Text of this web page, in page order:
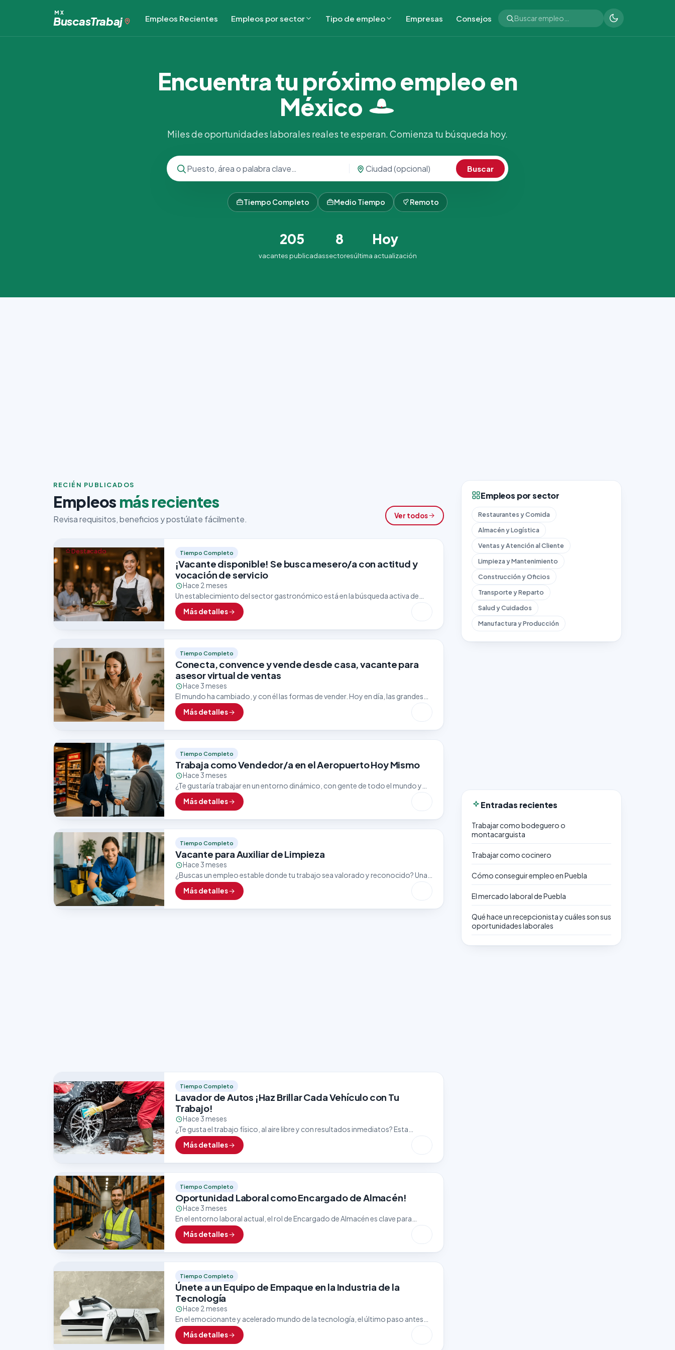
MX
BuscasTrabaj Empleos Recientes Empleos por sector Tipo de empleo Empresas Consejos
Encuentra tu próximo empleo en
México
Miles de oportunidades laborales reales te esperan. Comienza tu búsqueda hoy.
Buscar
Tiempo Completo Medio Tiempo Remoto
205
vacantes publicadas
8
sectores
Hoy
última actualización
RECIÉN PUBLICADOS
Empleos más recientes
Revisa requisitos, beneficios y postúlate fácilmente. Ver todos
Destacado Tiempo Completo
¡Vacante disponible! Se busca mesero/a con actitud y
vocación de servicio
Hace 2 meses
Un establecimiento del sector gastronómico está en la búsqueda activa de
un/a mesero/a con excelente presentación, trato amable y enfoque al cliente.
Esta vacante…
Más detalles
Tiempo Completo
Conecta, convence y vende desde casa, vacante para
asesor virtual de ventas
Hace 3 meses
El mundo ha cambiado, y con él las formas de vender. Hoy en día, las grandes
marcas apuestan por asesores comerciales que dominen el…
Más detalles
Tiempo Completo
Trabaja como Vendedor/a en el Aeropuerto Hoy Mismo
Hace 3 meses
¿Te gustaría trabajar en un entorno dinámico, con gente de todo el mundo y
excelentes oportunidades de crecimiento? Una importante tienda ubicada
dentro del…
Más detalles
Tiempo Completo
Vacante para Auxiliar de Limpieza
Hace 3 meses
¿Buscas un empleo estable donde tu trabajo sea valorado y reconocido? Una
empresa líder en su sector está en la búsqueda de personas responsables…
Más detalles
Tiempo Completo
Lavador de Autos ¡Haz Brillar Cada Vehículo con Tu
Trabajo!
Hace 3 meses
¿Te gusta el trabajo físico, al aire libre y con resultados inmediatos? Esta
vacante como Lavador de Autos es ideal para personas detallistas,
responsables…
Más detalles
Tiempo Completo
Oportunidad Laboral como Encargado de Almacén!
Hace 3 meses
En el entorno laboral actual, el rol de Encargado de Almacén es clave para
asegurar un flujo eficiente y constante de mercancías, insumos y…
Más detalles
Tiempo Completo
Únete a un Equipo de Empaque en la Industria de la
Tecnología
Hace 2 meses
En el emocionante y acelerado mundo de la tecnología, el último paso antes
de que un producto llegue a manos del cliente es uno…
Más detalles
Empleos por sector
Restaurantes y Comida
Almacén y Logística
Ventas y Atención al Cliente
Limpieza y Mantenimiento
Construcción y Oficios
Transporte y Reparto
Salud y Cuidados
Manufactura y Producción
Entradas recientes
Trabajar como bodeguero o
montacarguista
Trabajar como cocinero
Cómo conseguir empleo en Puebla
El mercado laboral de Puebla
Qué hace un recepcionista y cuáles son sus
oportunidades laborales